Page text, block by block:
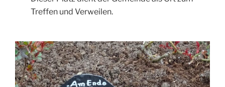
Treffen und Verweilen.